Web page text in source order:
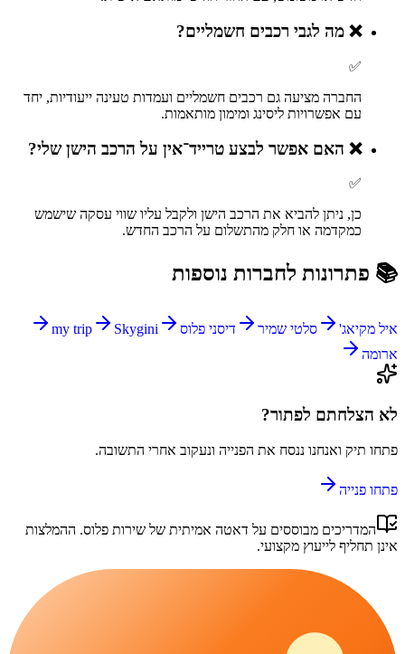
❌ מה לגבי רכבים חשמליים?
✅
החברה מציעה גם רכבים חשמליים ועמדות טעינה ייעודיות, יחד
עם אפשרויות ליסינג ומימון מותאמות.
❌ האם אפשר לבצע טרייד־אין על הרכב הישן שלי?
✅
כן, ניתן להביא את הרכב הישן ולקבל עליו שווי עסקה שישמש
כמקדמה או חלק מהתשלום על הרכב החדש.
📚 פתרונות לחברות נוספות
איל מקיאג' סלטי שמיר דיסני פלוס my trip
Skygini
ארומה
לא הצלחתם לפתור?
פתחו תיק ואנחנו ננסח את הפנייה ונעקוב אחרי התשובה.
פתחו פנייה
המדריכים מבוססים על דאטה אמיתית של שירות פלוס. ההמלצות
אינן תחליף לייעוץ מקצועי.